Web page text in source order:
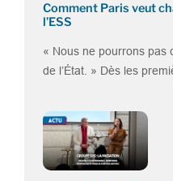
Comment Paris veut
l’ESS
« Nous ne pourrons pas
de l’État. » Dès les